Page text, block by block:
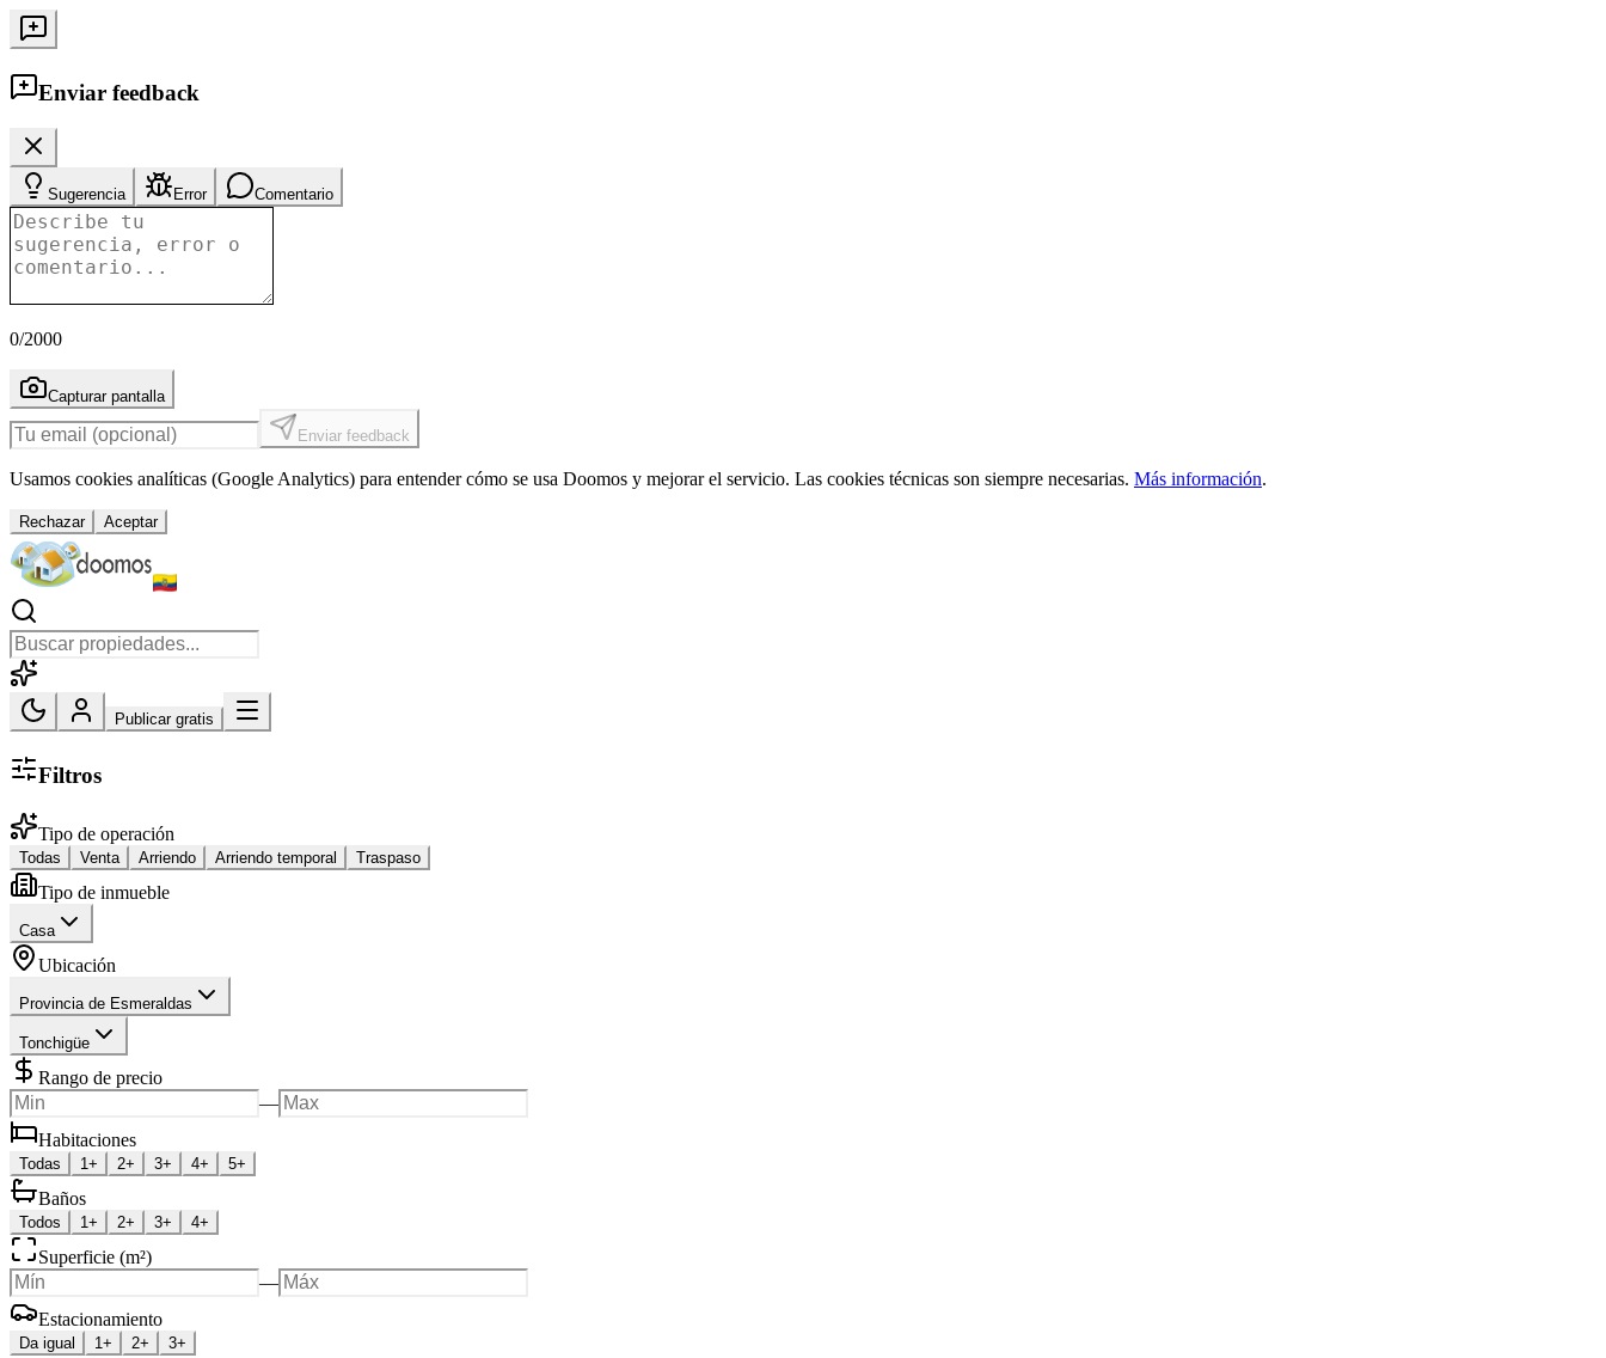
Enviar feedback
Sugerencia Error Comentario
0/2000
Capturar pantalla
Enviar feedback
Usamos cookies analíticas (Google Analytics) para entender cómo se usa Doomos y mejorar el servicio. Las cookies técnicas son siempre necesarias. Más información.
Rechazar Aceptar
Publicar gratis
Filtros
Tipo de operación
Todas Venta Arriendo Arriendo temporal Traspaso
Tipo de inmueble
Casa
Ubicación
Provincia de Esmeraldas
Tonchigüe
Rango de precio
—
Habitaciones
Todas 1+ 2+ 3+ 4+ 5+
Baños
Todos 1+ 2+ 3+ 4+
Superficie (m²)
—
Estacionamiento
Da igual 1+ 2+ 3+